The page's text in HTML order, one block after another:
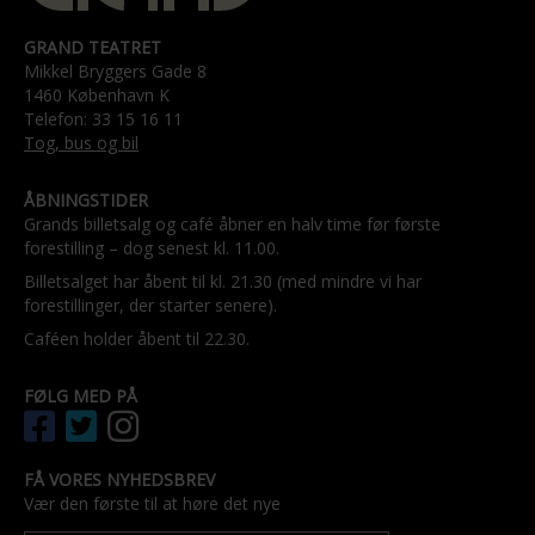
GRAND TEATRET
Mikkel Bryggers Gade 8
1460 København K
Telefon: 33 15 16 11
Tog, bus og bil
ÅBNINGSTIDER
Grands billetsalg og café åbner en halv time før første
forestilling – dog senest kl. 11.00.
Billetsalget har åbent til kl. 21.30 (med mindre vi har
forestillinger, der starter senere).
Caféen holder åbent til 22.30.
FØLG MED PÅ
FÅ VORES NYHEDSBREV
Vær den første til at høre det nye